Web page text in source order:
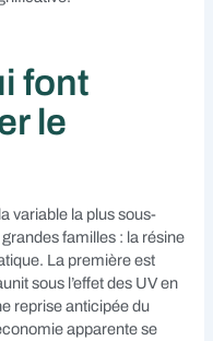
font
le
variable la plus sous-
familles : la résine
La première est
sous l’effet des UV en
reprise anticipée du
apparente se